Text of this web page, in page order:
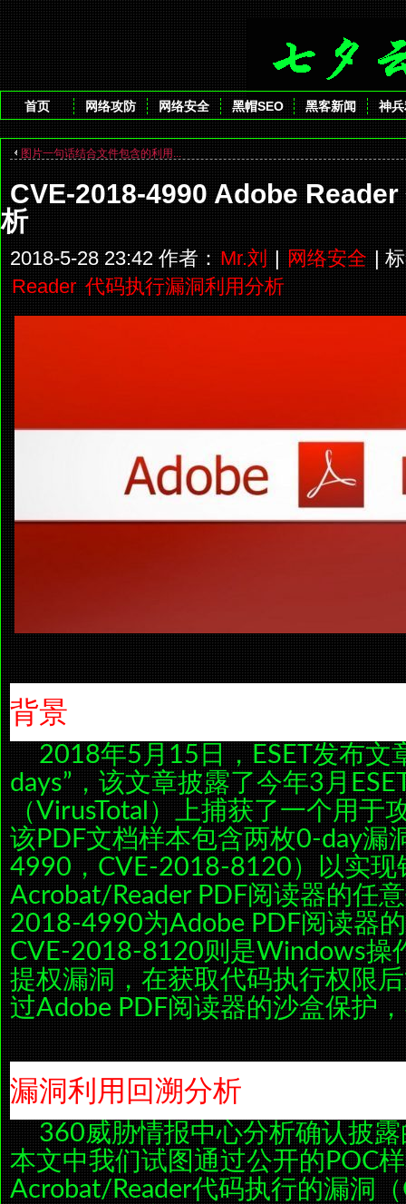
首页 网络攻防 网络安全 黑帽SEO 黑客新闻 神
图片一句话结合文件包含的利用...
CVE-2018-4990 Adobe
析
2018-5-28 23:42 作者：Mr.刘| 网络安全|
Reader 代码执行漏洞利用分析
背景
2018年5月15日，ESET发布文
days”，该文章披露了今年3月
（VirusTotal）上捕获了一个用于
该PDF文档样本包含两枚0-day漏
4990，CVE-2018-8120）以实现
Acrobat/Reader PDF阅读器的任
2018-4990为Adobe PDF阅读器
CVE-2018-8120则是Windows操
提权漏洞，在获取代码执行权限
过Adobe PDF阅读器的沙盒保护
漏洞利用回溯分析
360威胁情报中心分析确认披
本文中我们试图通过公开的POC
Acrobat/Reader代码执行的漏洞